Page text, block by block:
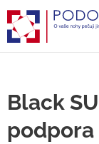
Black
podpora